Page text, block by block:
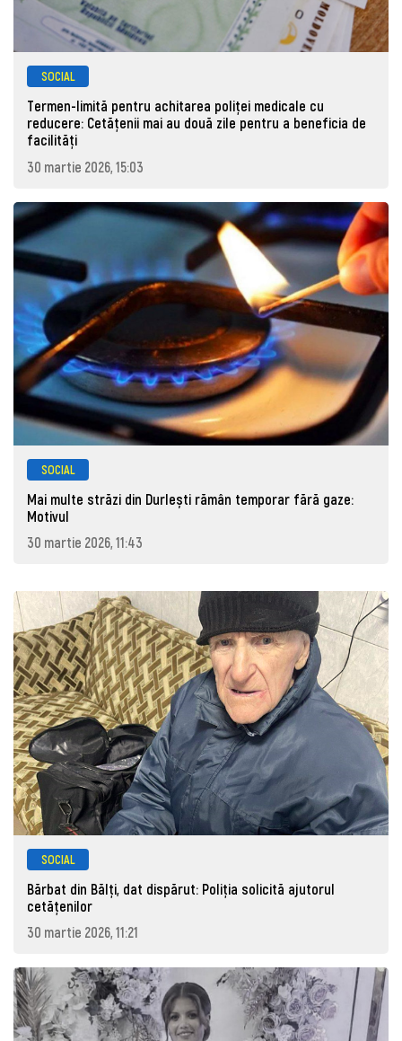
SOCIAL
Termen-limită pentru achitarea poliței medicale cu
reducere: Cetățenii mai au două zile pentru a beneficia de
facilități
30 martie 2026, 15:03
SOCIAL
Mai multe străzi din Durlești rămân temporar fără gaze:
Motivul
30 martie 2026, 11:43
SOCIAL
Bărbat din Bălți, dat dispărut: Poliţia solicită ajutorul
cetăţenilor
30 martie 2026, 11:21